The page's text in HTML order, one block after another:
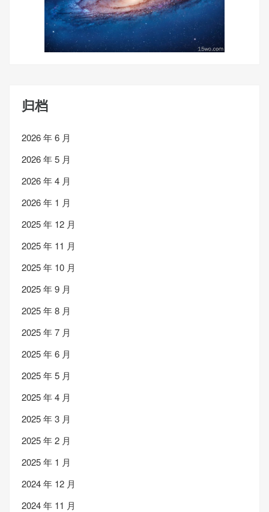
归档
2026 年 6 月
2026 年 5 月
2026 年 4 月
2026 年 1 月
2025 年 12 月
2025 年 11 月
2025 年 10 月
2025 年 9 月
2025 年 8 月
2025 年 7 月
2025 年 6 月
2025 年 5 月
2025 年 4 月
2025 年 3 月
2025 年 2 月
2025 年 1 月
2024 年 12 月
2024 年 11 月